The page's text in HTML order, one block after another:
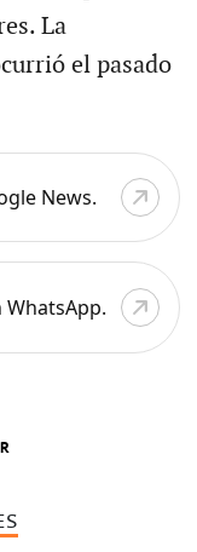
La
el pasado
News.
WhatsApp.